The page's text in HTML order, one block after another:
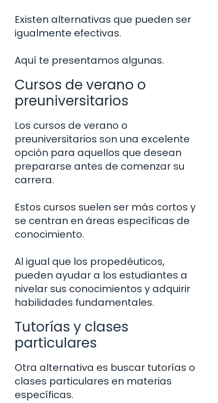
Existen alternativas que pueden ser
igualmente efectivas.
Aquí te presentamos algunas.
Cursos de verano o
preuniversitarios
Los cursos de verano o
preuniversitarios son una excelente
opción para aquellos que desean
prepararse antes de comenzar su
carrera.
Estos cursos suelen ser más cortos y
se centran en áreas específicas de
conocimiento.
Al igual que los propedéuticos,
pueden ayudar a los estudiantes a
nivelar sus conocimientos y adquirir
habilidades fundamentales.
Tutorías y clases
particulares
Otra alternativa es buscar tutorías o
clases particulares en materias
específicas.